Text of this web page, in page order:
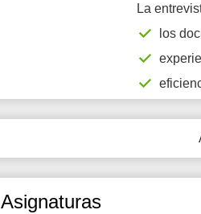
La
los
Asignaturas
12:30
13:30
10:30
11:00
11:30
12:00
13:00